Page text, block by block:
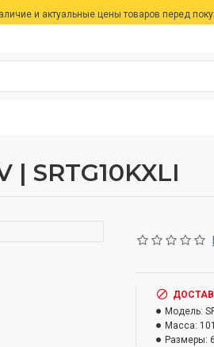
и актуальные цены товаров перед
| SRTG10KXLI
Модель:
Масса:
Размеры: